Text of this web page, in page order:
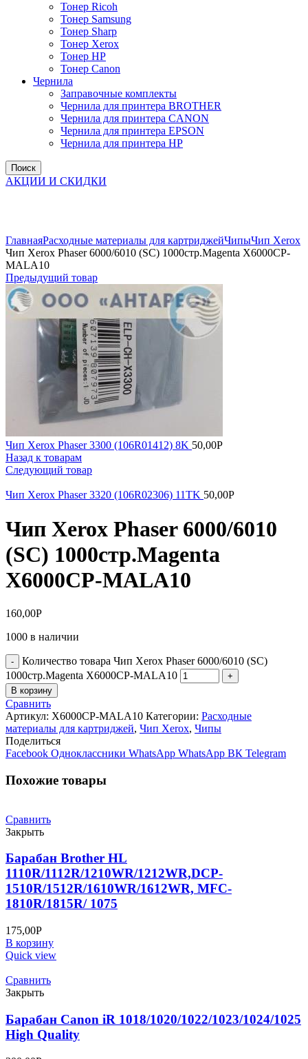
Тонер Ricoh
Тонер Samsung
Тонер Sharp
Тонер Xerox
Тонер НР
Тонер Саnon
Чернила
Заправочные комплекты
Чернила для принтера BROTHER
Чернила для принтера CANON
Чернила для принтера EPSON
Чернила для принтера HP
Поиск
АКЦИИ И СКИДКИ
ГлавнаяРасходные материалы для картриджейЧипыЧип Xerox
Чип Xerox Phaser 6000/6010 (SC) 1000стр.Magenta X6000CP-
MALA10
Предыдущий товар
Чип Xerox Phaser 3300 (106R01412) 8K 50,00Р
Назад к товарам
Следующий товар
Чип Xerox Phaser 3320 (106R02306) 11TK 50,00Р
Чип Xerox Phaser 6000/6010
(SC) 1000стр.Magenta
X6000CP-MALA10
160,00Р
1000 в наличии
Количество товара Чип Xerox Phaser 6000/6010 (SC)
1000стр.Magenta X6000CP-MALA10
В корзину
Сравнить
Артикул: X6000CP-MALA10 Категории: Расходные
материалы для картриджей, Чип Xerox, Чипы
Поделиться
Facebook Одноклассники WhatsApp WhatsApp ВК Telegram
Похожие товары
Сравнить
Закрыть
Барабан Brother HL
1110R/1112R/1210WR/1212WR,DCP-
1510R/1512R/1610WR/1612WR, MFC-
1810R/1815R/ 1075
175,00Р
В корзину
Quick view
Сравнить
Закрыть
Барабан Canon iR 1018/1020/1022/1023/1024/1025
High Quality